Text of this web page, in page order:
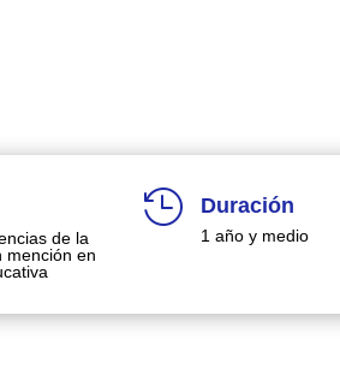
de la
mención en
 Duración
1 año y medio